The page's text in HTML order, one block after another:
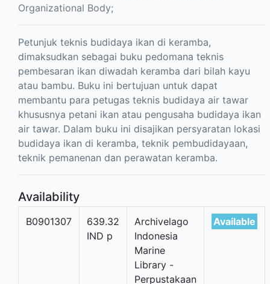
Organizational Body;
Petunjuk teknis budidaya ikan di keramba,
dimaksudkan sebagai buku pedomana teknis
pembesaran ikan diwadah keramba dari bilah kayu
atau bambu. Buku ini bertujuan untuk dapat
membantu para petugas teknis budidaya air tawar
khususnya petani ikan atau pengusaha budidaya ikan
air tawar. Dalam buku ini disajikan persyaratan lokasi
budidaya ikan di keramba, teknik pembudidayaan,
teknik pemanenan dan perawatan keramba.
Availability
B0901307
639.32
IND p
Archivelago
Indonesia
Marine
Library -
Perpustakaan
Available